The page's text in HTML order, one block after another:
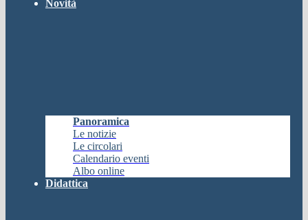
Novità
Panoramica
Le notizie
Le circolari
Calendario eventi
Albo online
Didattica